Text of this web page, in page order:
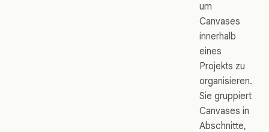
um
Canvases
innerhalb
eines
Projekts zu
organisieren.
Sie gruppiert
Canvases in
Abschnitte,